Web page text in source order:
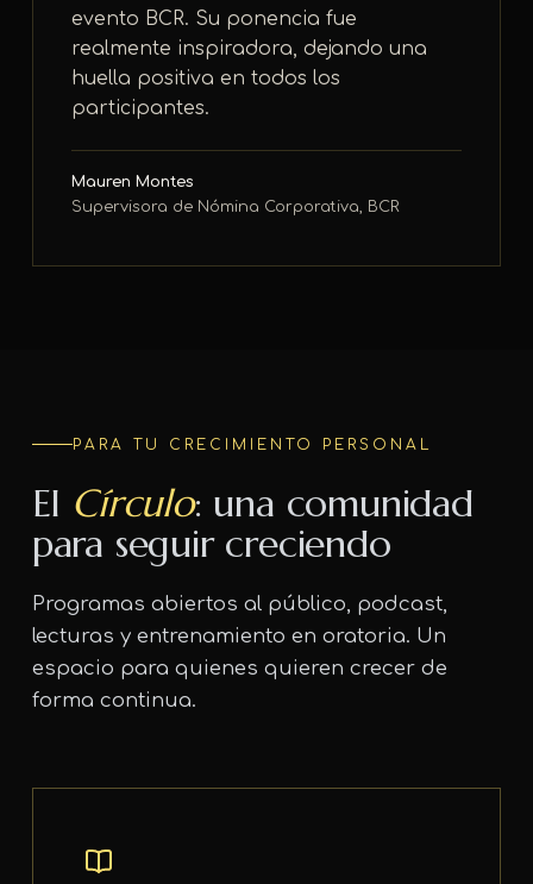
evento BCR. Su ponencia fue
realmente inspiradora, dejando una
huella positiva en todos los
participantes.
Mauren Montes
Supervisora de Nómina Corporativa, BCR
PARA TU CRECIMIENTO PERSONAL
El Círculo: una comunidad
para seguir creciendo
Programas abiertos al público, podcast,
lecturas y entrenamiento en oratoria. Un
espacio para quienes quieren crecer de
forma continua.